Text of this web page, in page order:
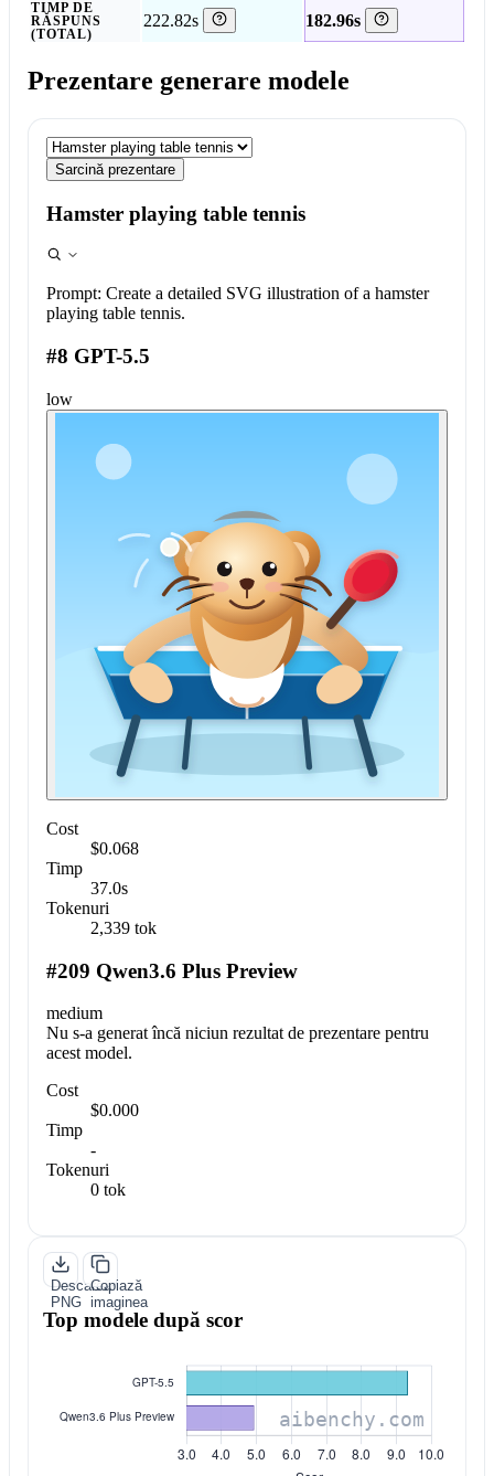
TIMP DE
RĂSPUNS
(TOTAL)
222.82s 182.96s
Prezentare generare modele
Sarcină prezentare
Hamster playing table tennis
Prompt: Create a detailed SVG illustration of a hamster
playing table tennis.
#8 GPT-5.5
low
Cost
$0.068
Timp
37.0s
Tokenuri
2,339 tok
#209 Qwen3.6 Plus Preview
medium
Nu s-a generat încă niciun rezultat de prezentare pentru
acest model.
Cost
$0.000
Timp
-
Tokenuri
0 tok
Descarcă
PNG
Copiază
imaginea
Top modele după scor